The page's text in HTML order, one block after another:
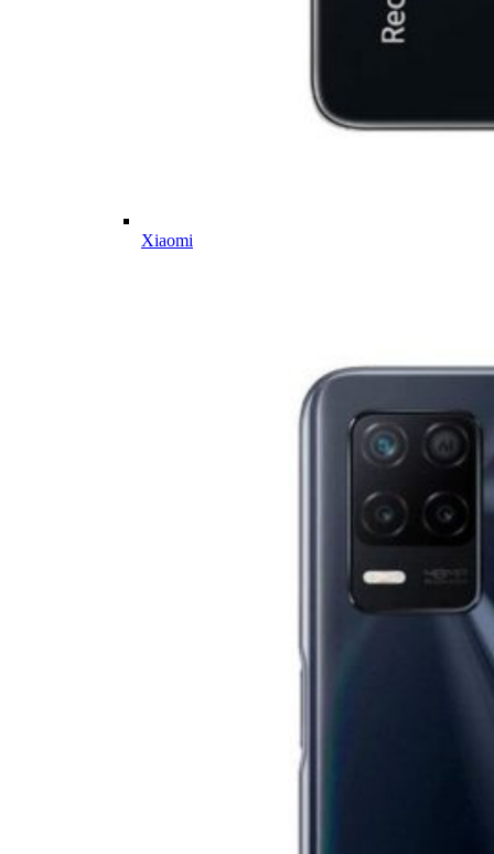
Xiaomi